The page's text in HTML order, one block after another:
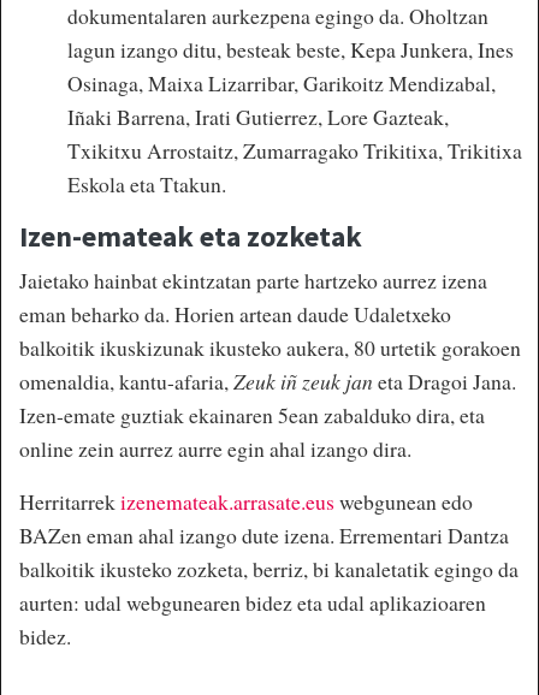
dokumentalaren aurkezpena egingo da. Oholtzan
lagun izango ditu, besteak beste, Kepa Junkera, Ines
Osinaga, Maixa Lizarribar, Garikoitz Mendizabal,
Iñaki Barrena, Irati Gutierrez, Lore Gazteak,
Txikitxu Arrostaitz, Zumarragako Trikitixa, Trikitixa
Eskola eta Ttakun.
Izen-emateak eta zozketak
Jaietako hainbat ekintzatan parte hartzeko aurrez izena
eman beharko da. Horien artean daude Udaletxeko
balkoitik ikuskizunak ikusteko aukera, 80 urtetik gorakoen
omenaldia, kantu-afaria,Zeuk iñ zeuk jan eta Dragoi Jana.
Izen-emate guztiak ekainaren 5ean zabalduko dira, eta
online zein aurrez aurre egin ahal izango dira.
Herritarrekizenemateak.arrasate.eus webgunean edo
BAZen eman ahal izango dute izena. Errementari Dantza
balkoitik ikusteko zozketa, berriz, bi kanaletatik egingo da
aurten: udal webgunearen bidez eta udal aplikazioaren
bidez.